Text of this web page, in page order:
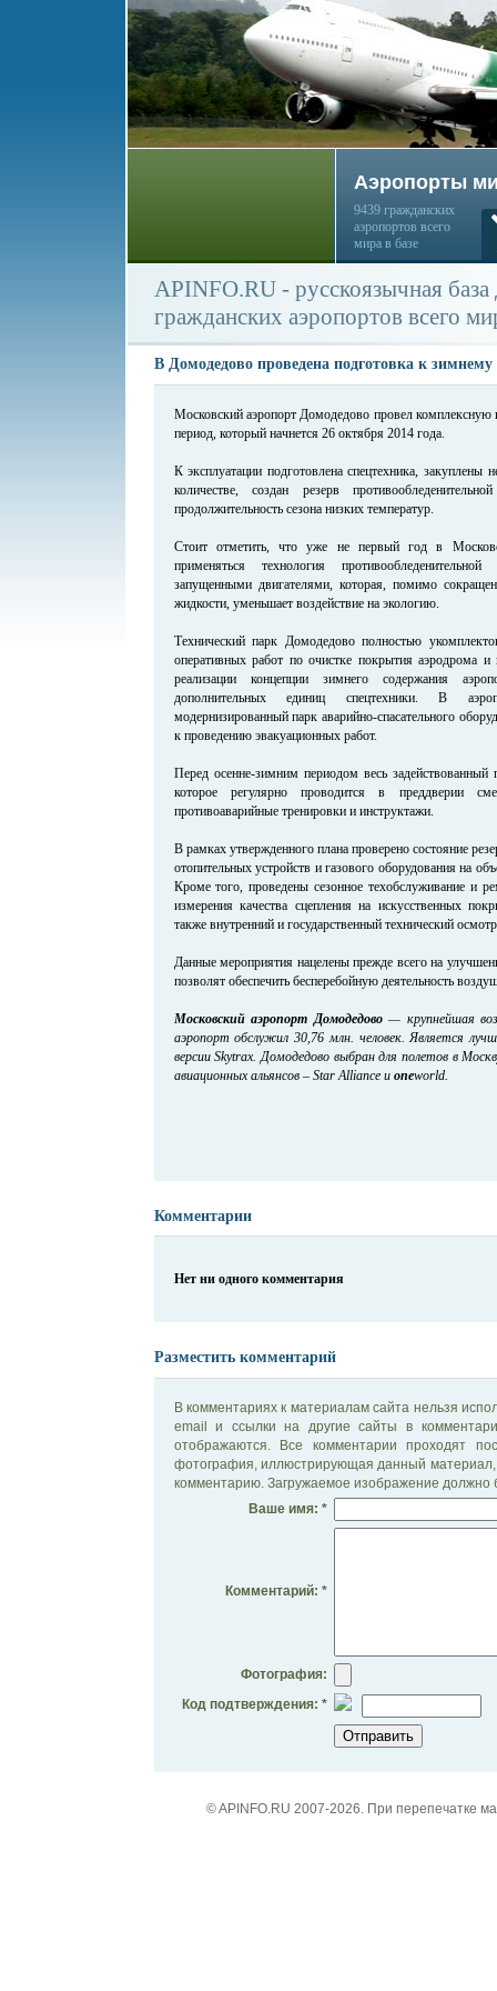
Аэропорты
9439 гражданских
аэропортов всего
мира в базе
APINFO.RU - русскоязычная
гражданских аэропортов всего
В Домодедово проведена подготовка к зимнему
Московский аэропорт Домодедово провел комплексную
период, который начнется 26 октября 2014 года.
К эксплуатации подготовлена спецтехника, закуплены
количестве, создан резерв
продолжительность сезона низких температур.
Стоит отметить, что уже не первый год в
применяться технология
запущенными двигателями, которая, помимо
жидкости, уменьшает воздействие на экологию.
Технический парк Домодедово полностью
оперативных работ по очистке покрытия аэродрома
реализации концепции зимнего содержания
дополнительных единиц спецтехники. В
модернизированный парк аварийно-спасательного
к проведению эвакуационных работ.
Перед осенне-зимним периодом весь задействованный
которое регулярно проводится в преддверии
противоаварийные тренировки и инструктажи.
В рамках утвержденного плана проверено состояние
отопительных устройств и газового оборудования на
Кроме того, проведены сезонное техобслуживание и
измерения качества сцепления на искусственных
также внутренний и государственный технический
Данные мероприятия нацелены прежде всего на
позволят обеспечить бесперебойную деятельность
Московский аэропорт Домодедово— крупнейшая
аэропорт обслужил 30,76 млн. человек. Является
версии Skytrax. Домодедово выбран для полетов в
авиационных альянсов – Star Alliance иoneworld.
Комментарии
Нет ни одного комментария
Разместить комментарий
В комментариях к материалам сайта нельзя
email и ссылки на другие сайты в
отображаются. Все комментарии проходят
фотография, иллюстрирующая данный материал,
комментарию. Загружаемое изображение должно
Ваше имя: *
Комментарий: *
Фотография:
Код подтверждения: *
© APINFO.RU 2007-2026. При перепечатке